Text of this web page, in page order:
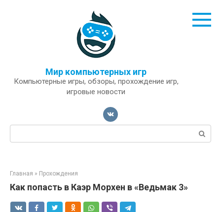
Мир компьютерных игр
Компьютерные игры, обзоры, прохождение игр,
игровые новости
Поиск:
Главная » Прохождения
Как попасть в Каэр Морхен в «Ведьмак 3»